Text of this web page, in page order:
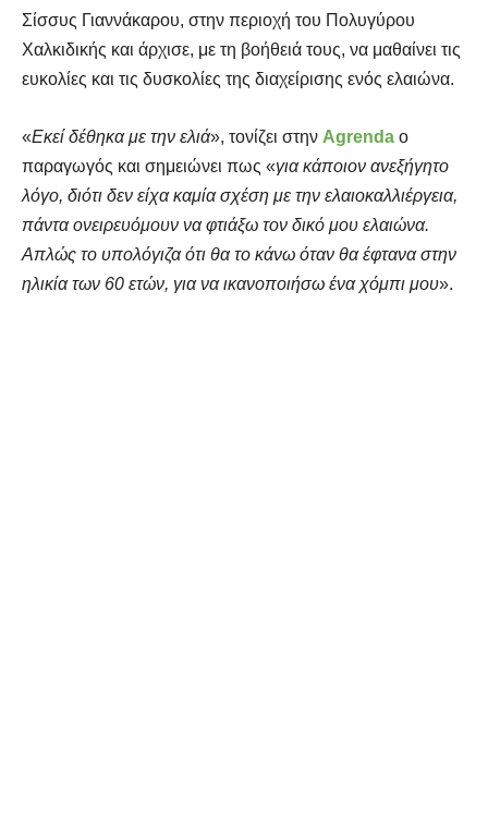
Σίσσυς Γιαννάκαρου, στην περιοχή του Πολυγύρου
Χαλκιδικής και άρχισε, με τη βοήθειά τους, να μαθαίνει τις
ευκολίες και τις δυσκολίες της διαχείρισης ενός ελαιώνα.
«Εκεί δέθηκα με την ελιά», τονίζει στην Agrenda ο
παραγωγός και σημειώνει πως «για κάποιον ανεξήγητο
λόγο, διότι δεν είχα καμία σχέση με την ελαιοκαλλιέργεια,
πάντα ονειρευόμουν να φτιάξω τον δικό μου ελαιώνα.
Απλώς το υπολόγιζα ότι θα το κάνω όταν θα έφτανα στην
ηλικία των 60 ετών, για να ικανοποιήσω ένα χόμπι μου».